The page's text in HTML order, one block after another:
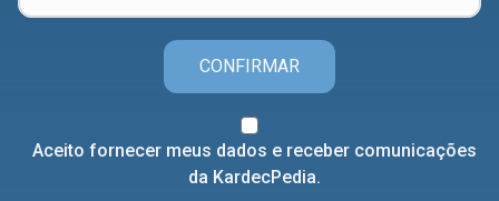
CONFIRMAR
Aceito fornecer meus dados e receber comunicações
da KardecPedia.